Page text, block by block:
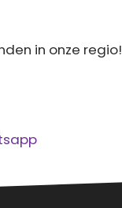
in onze regio!